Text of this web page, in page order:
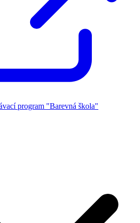
program "Barevná škola"